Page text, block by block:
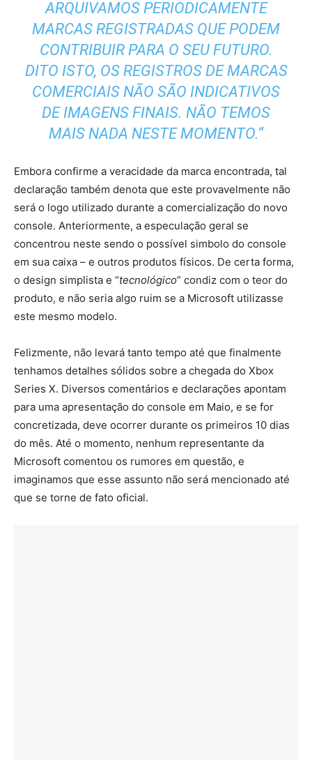
ARQUIVAMOS PERIODICAMENTE
MARCAS REGISTRADAS QUE PODEM
CONTRIBUIR PARA O SEU FUTURO.
DITO ISTO, OS REGISTROS DE MARCAS
COMERCIAIS NÃO SÃO INDICATIVOS
DE IMAGENS FINAIS. NÃO TEMOS
MAIS NADA NESTE MOMENTO.“
Embora confirme a veracidade da marca encontrada, tal
declaração também denota que este provavelmente não
será o logo utilizado durante a comercialização do novo
console. Anteriormente, a especulação geral se
concentrou neste sendo o possível simbolo do console
em sua caixa – e outros produtos físicos. De certa forma,
o design simplista e “tecnológico” condiz com o teor do
produto, e não seria algo ruim se a Microsoft utilizasse
este mesmo modelo.
Felizmente, não levará tanto tempo até que finalmente
tenhamos detalhes sólidos sobre a chegada do Xbox
Series X. Diversos comentários e declarações apontam
para uma apresentação do console em Maio, e se for
concretizada, deve ocorrer durante os primeiros 10 dias
do mês. Até o momento, nenhum representante da
Microsoft comentou os rumores em questão, e
imaginamos que esse assunto não será mencionado até
que se torne de fato oficial.